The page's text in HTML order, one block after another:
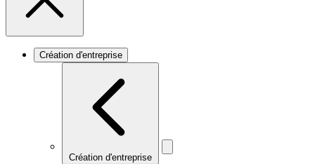
Création d'entreprise
Création d'entreprise